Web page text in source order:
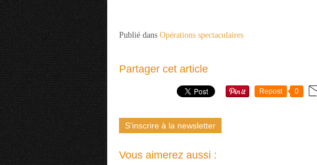
Publié dans Opérations spectaculaires
Partager cet article
Repost 0
S'inscrire à la newsletter
Vous aimerez aussi :